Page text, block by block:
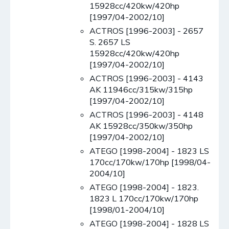
15928cc/420kw/420hp
[1997/04-2002/10]
ACTROS [1996-2003] - 2657
S. 2657 LS
15928cc/420kw/420hp
[1997/04-2002/10]
ACTROS [1996-2003] - 4143
AK 11946cc/315kw/315hp
[1997/04-2002/10]
ACTROS [1996-2003] - 4148
AK 15928cc/350kw/350hp
[1997/04-2002/10]
ATEGO [1998-2004] - 1823 LS
170cc/170kw/170hp [1998/04-
2004/10]
ATEGO [1998-2004] - 1823.
1823 L 170cc/170kw/170hp
[1998/01-2004/10]
ATEGO [1998-2004] - 1828 LS